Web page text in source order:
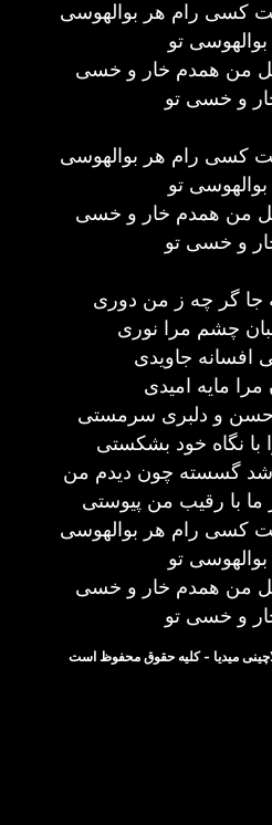
کسی رام هر بوالهوسی
تو
من همدم خار و خسی
و خسی تو
کسی رام هر بوالهوسی
تو
من همدم خار و خسی
و خسی تو
جا گر چه ز من دوری
چشم مرا نوری
افسانه جاویدی
مایه امیدی
حسن و دلبری سرمستی
با نگاه خود بشکستی
شد گسسته چون دیدم من
با رقیب من پیوستی
کسی رام هر بوالهوسی
تو
من همدم خار و خسی
و خسی تو